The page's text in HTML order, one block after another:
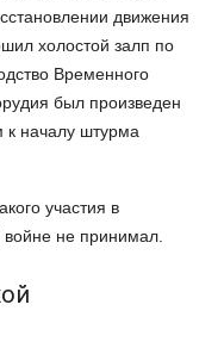
движения
холостой залп по
Временного
был произведен
к началу штурма
участия в
войне не принимал.